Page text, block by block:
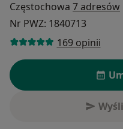
Częstochowa 7 adresów
Nr PWZ: 1840713
169 opinii